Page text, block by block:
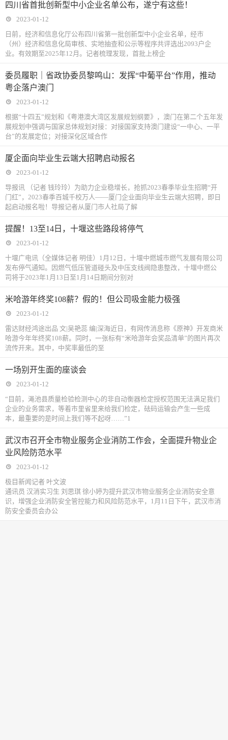
四川省首批创新型中小企业名单公布，遂宁有这些！
2023-01-12
日前，经济和信息化厅公布四川省第一批创新型中小企业名单，经市
（州）经济和信息化局审核、实地抽查和公示等程序共评选出2093户企
业。有效期至2025年12月。记者梳理发现，首批上榜企
委员履职｜省政协委员黎鸣山：发挥“中葡平台”作用，推动
粤企落户澳门
2023-01-12
根据“十四五”规划和《粤港澳大湾区发展规划纲要》，澳门在第二个五年发
展规划中强调与国家总体规划对接：对接国家支持澳门建设“一中心、一平
台”的发展定位；对接深化区域合作
厦企面向毕业生云端大招聘启动报名
2023-01-12
导报讯 （记者 钱玲玲）为助力企业稳增长，抢抓2023春季毕业生招聘“开
门红”，2023春季百城千校万人——厦门企业面向毕业生云端大招聘，即日
起启动报名啦！导报记者从厦门市人社局了解
提醒！13至14日，十堰这些路段将停气
2023-01-12
十堰广电讯（全媒体记者 明佳）1月12日，十堰中燃城市燃气发展有限公司
发布停气通知。因燃气低压管道碰头及中压支线阀隐患整改，十堰中燃公
司将于2023年1月13日至1月14日期间分别对
米哈游年终奖108薪？假的！但公司吸金能力极强
2023-01-12
雷达财经鸿途出品 文|吴艳蕊 编|深海近日，有网传消息称《原神》开发商米
哈游今年年终奖108薪。同时，一张标有“米哈游年会奖品清单”的图片再次
流传开来。其中，中奖率最低的至
一场别开生面的座谈会
2023-01-12
“目前，渑池县质量检验检测中心的非自动衡器检定授权范围无法满足我们
企业的业务需求，等着市里省里来给我们检定，砝码运输会产生一些成
本，最重要的是时间上我们等不起呀……”1
武汉市召开全市物业服务企业消防工作会，全面提升物业企
业风险防范水平
2023-01-12
极目新闻记者 叶文波
通讯员 汉消实习生 刘思琪 徐小婷为提升武汉市物业服务企业消防安全意
识，增强企业消防安全管控能力和风险防范水平，1月11日下午，武汉市消
防安全委员会办公